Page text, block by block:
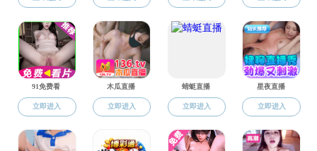
药物化学和药物分析党支部